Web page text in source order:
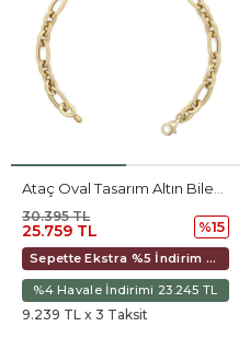
25.759 TL
30.395 TL
%15
Sepette Ekstra %5 İndirim 24.214 TL
%4 Havale İndirimi 23.245 TL
9.239 TL x 3 Taksit